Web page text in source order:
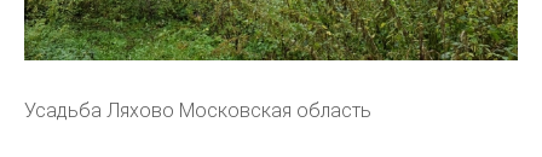
Усадьба Ляхово Московская область